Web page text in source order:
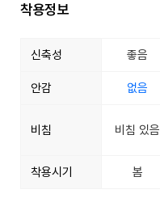
착용정보
신축성 좋음
안감 없음
비침 비침 있음
착용시기 봄